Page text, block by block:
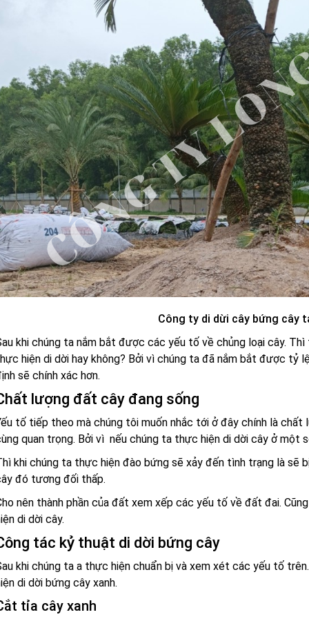
Công ty di dừi cây bứng cây
khi chúng ta nắm bắt được các yếu tố về chủng loại cây.
hiện di dời hay không? Bởi vì chúng ta đã nắm bắt được tỷ
sẽ chính xác hơn.
lượng đất cây đang sống
tố tiếp theo mà chúng tôi muốn nhắc tới ở đây chính là chất
quan trọng. Bởi vì nếu chúng ta thực hiện di dời cây ở một
khi chúng ta thực hiện đào bứng sẽ xảy đến tình trạng là sẽ
đó tương đối thấp.
nên thành phần của đất xem xếp các yếu tố về đất đai.
di dời cây.
tác kỷ thuật di dời bứng cây
khi chúng ta a thực hiện chuẩn bị và xem xét các yếu tố
di dời bứng cây xanh.
tỉa cây xanh